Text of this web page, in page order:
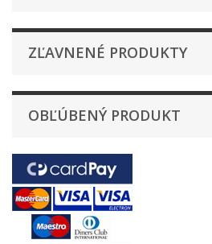
ZĽAVNENÉ PRODUKTY
OBĽÚBENÝ PRODUKT